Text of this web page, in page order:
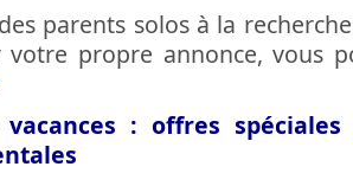
parents solos à la
votre propre annonce, vous
: offres